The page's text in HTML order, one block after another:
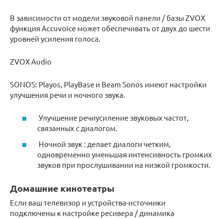
В зависимости от модели звуковой панели / базы ZVOX
функция Accuvoice может обеспечивать от двух до шести
уровней усиления голоса.
ZVOX Audio
SONOS: Playos, PlayBase и Beam Sonos имеют настройки
улучшения речи и ночного звука.
Улучшение речиусиление звуковых частот,
связанных с диалогом.
Ночной звук : делает диалоги четким,
одновременно уменьшая интенсивность громких
звуков при прослушивании на низкой громкости.
Домашние кинотеатры
Если ваш телевизор и устройства-источники
подключены к настройке ресивера / динамика